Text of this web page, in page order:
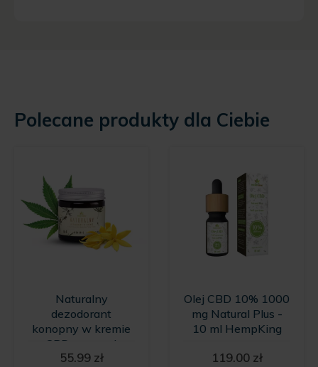
Polecane produkty dla Ciebie
Naturalny
dezodorant
konopny w kremie
z CBD o zapachu
wanilii i kwiatów
55.99 zł
Olej CBD 10% 1000
mg Natural Plus -
10 ml HempKing
119.00 zł